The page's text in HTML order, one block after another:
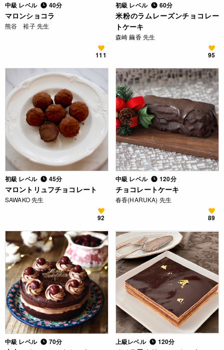
中級 レベル 40分
マロンショコラ
熊谷 裕子 先生
111
初級 レベル 60分
米粉のラムレーズンチョコレー
トケーキ
森崎 繭香 先生
95
初級 レベル 45分
マロントリュフチョコレート
SAWAKO 先生
92
中級 レベル 120分
チョコレートケーキ
春香(HARUKA) 先生
89
中級 レベル 70分 上級レベル 120分